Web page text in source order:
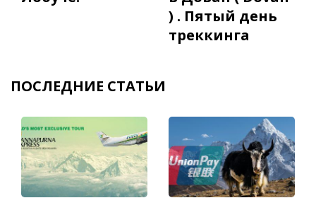
) . Пятый день
треккинга
ПОСЛЕДНИЕ СТАТЬИ